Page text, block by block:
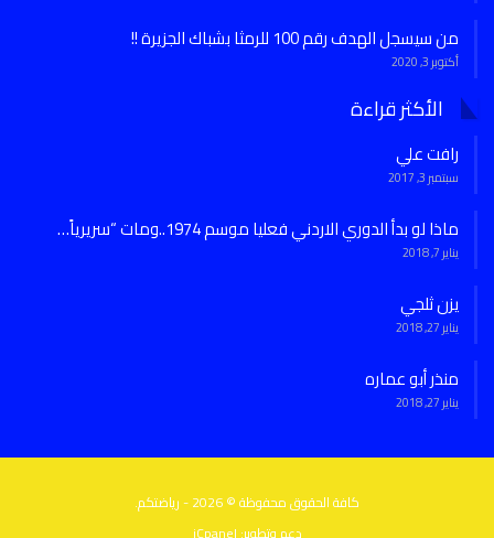
من سيسجل الهدف رقم 100 للرمثا بشباك الجزيرة !!
أكتوبر 3, 2020
الأكثر قراءة
رافت علي
سبتمبر 3, 2017
ماذا لو بدأ الدوري الاردني فعليا موسم 1974..ومات “سريرياً…
يناير 7, 2018
يزن ثلجي
يناير 27, 2018
منذر أبو عماره
يناير 27, 2018
كافة الحقوق محفوظة © 2026 - رياضتكم.